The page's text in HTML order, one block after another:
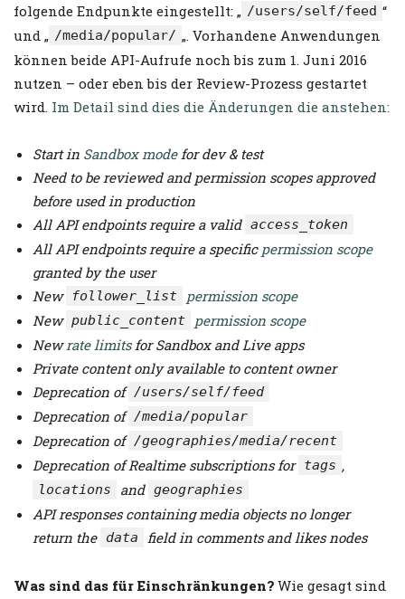
folgende Endpunkte eingestellt: „ /users/self/feed “
und „ /media/popular/ „. Vorhandene Anwendungen
können beide API-Aufrufe noch bis zum 1. Juni 2016
nutzen – oder eben bis der Review-Prozess gestartet
wird. Im Detail sind dies die Änderungen die anstehen:
Start in Sandbox modefor dev & test
Need to be reviewed and permission scopes approved
before used in production
All API endpoints require a valid access_token
All API endpoints require a specific permission scope
granted by the user
New follower_list
permission scope
New public_content
permission scope
Newrate limitsfor Sandbox and Live apps
Private content only available to content owner
Deprecation of /users/self/feed
Deprecation of /media/popular
Deprecation of /geographies/media/recent
Deprecation of Realtime subscriptions for tags ,
locations and geographies
API responses containing media objects no longer
return the data field in comments and likes nodes
Was sind das für Einschränkungen? Wie gesagt sind